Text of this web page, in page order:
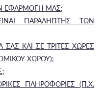
ΕΦΑΡΜΟΓΗ ΜΑΣ;
ΠΑΡΑΛΗΠΤΗΣ ΤΩΝ
ΣΑΣ ΚΑΙ ΣΕ ΤΡΙΤΕΣ ΧΩΡΕΣ
ΧΩΡΟΥ);
ΠΛΗΡΟΦΟΡΙΕΣ (Π.Χ.